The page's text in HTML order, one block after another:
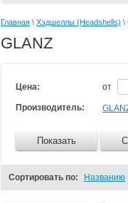
Главная \ Хэдшеллы (Headshells) \
GLANZ
Цена: от
Производитель:
Показать
Сортировать по: Названию